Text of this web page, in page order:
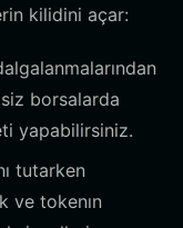
kilidini açar:
borsalarda
yapabilirsiniz.
tutarken
ve tokenın